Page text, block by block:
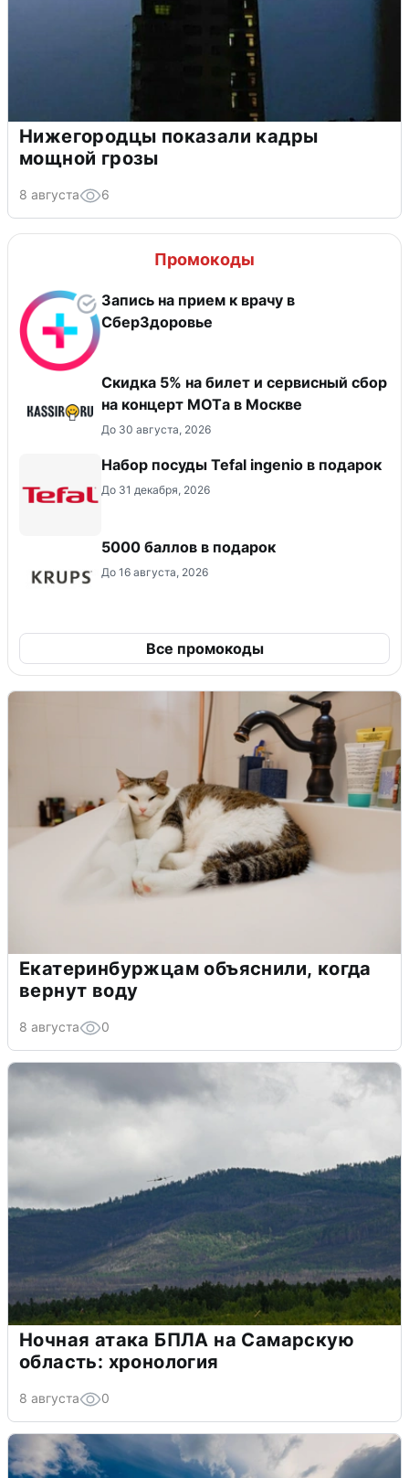
Нижегородцы показали кадры
мощной грозы
8 августа 6
Промокоды
Запись на прием к врачу в
СберЗдоровье
Скидка 5% на билет и сервисный сбор
на концерт MOTа в Москве
До 30 августа, 2026
Набор посуды Tefal ingenio в подарок
До 31 декабря, 2026
5000 баллов в подарок
До 16 августа, 2026
Все промокоды
Екатеринбуржцам объяснили, когда
вернут воду
8 августа 0
Ночная атака БПЛА на Самарскую
область: хронология
8 августа 0